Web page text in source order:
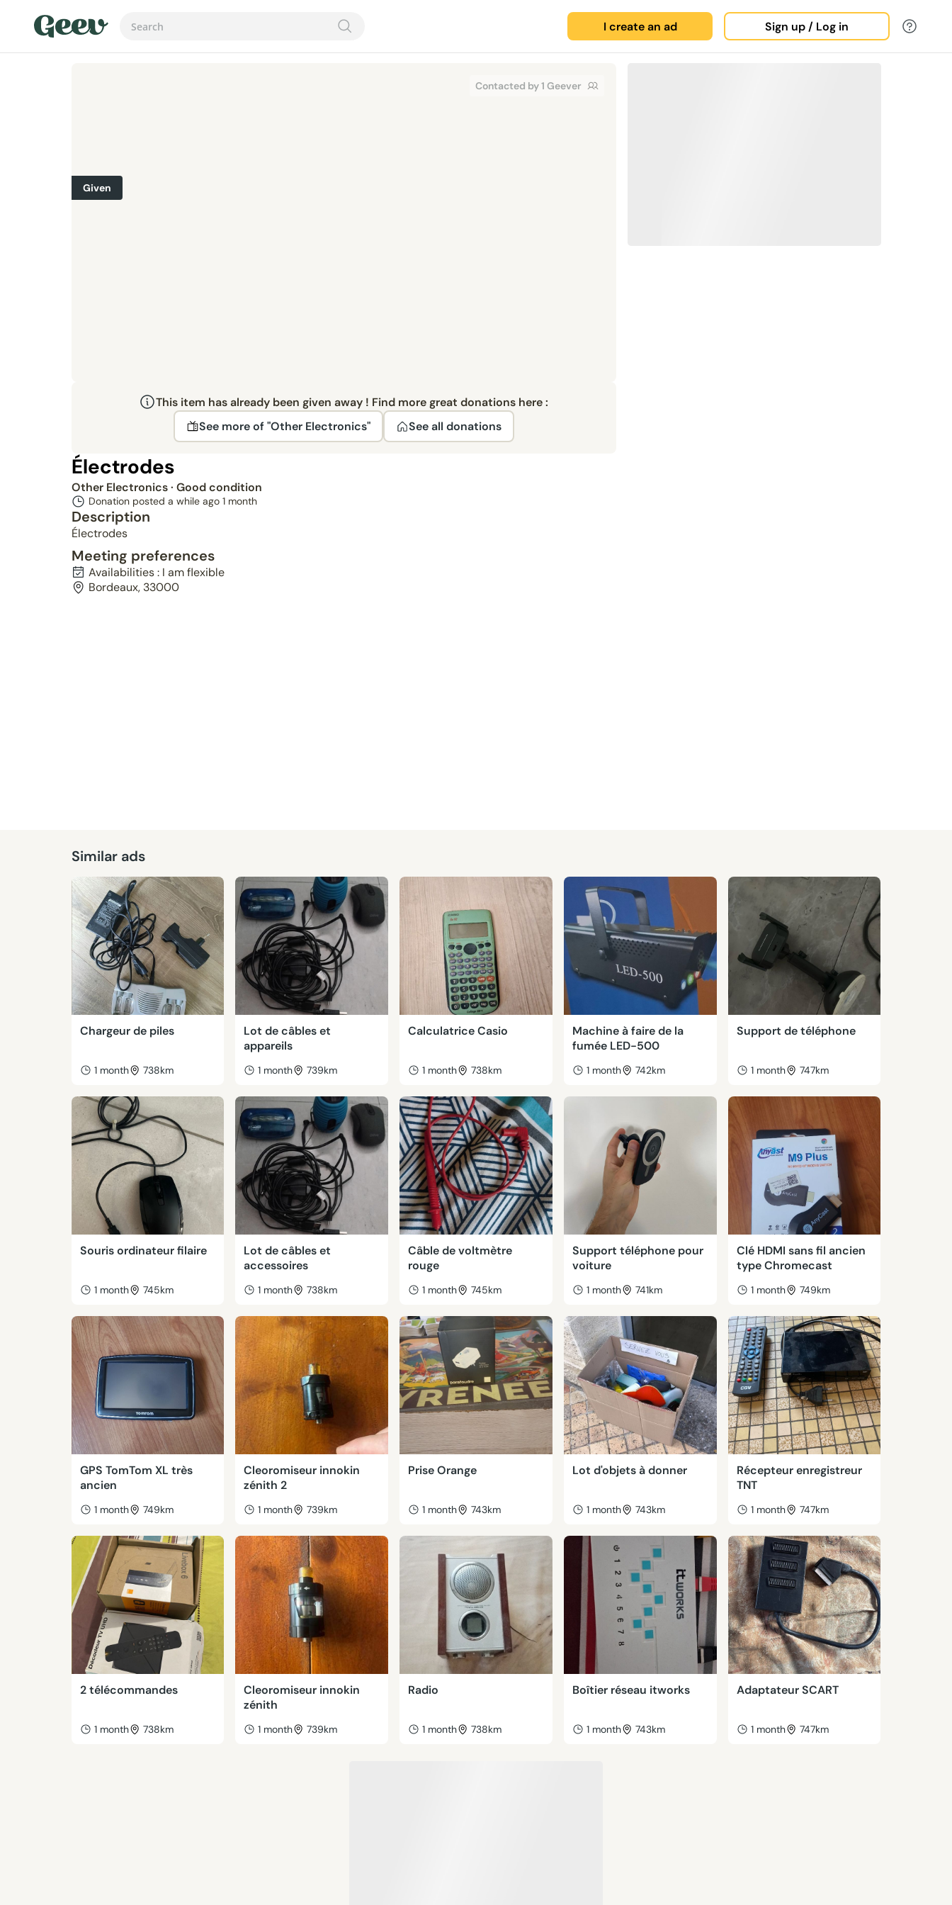
I create an ad Sign up / Log in
Contacted by 1 Geever
Given
This item has already been given away ! Find more great donations here :
See more of "Other Electronics"
See all donations
Électrodes
Other Electronics· Good condition
Donation posted a while ago 1 month
Description
Électrodes
Meeting preferences
Availabilities : I am flexible
Bordeaux, 33000
Similar ads
Chargeur de piles
1 month 738km
Lot de câbles et
appareils
1 month 739km
Calculatrice Casio
1 month 738km
Machine à faire de la
fumée LED-500
1 month 742km
Support de téléphone
1 month 747km
Souris ordinateur filaire
1 month 745km
Lot de câbles et
accessoires
1 month 738km
Câble de voltmètre
rouge
1 month 745km
Support téléphone pour
voiture
1 month 741km
Clé HDMI sans fil ancien
type Chromecast
1 month 749km
GPS TomTom XL très
ancien
1 month 749km
Cleoromiseur innokin
zénith 2
1 month 739km
Prise Orange
1 month 743km
Lot d'objets à donner
1 month 743km
Récepteur enregistreur
TNT
1 month 747km
2 télécommandes
1 month 738km
Cleoromiseur innokin
zénith
1 month 739km
Radio
1 month 738km
Boîtier réseau itworks
1 month 743km
Adaptateur SCART
1 month 747km